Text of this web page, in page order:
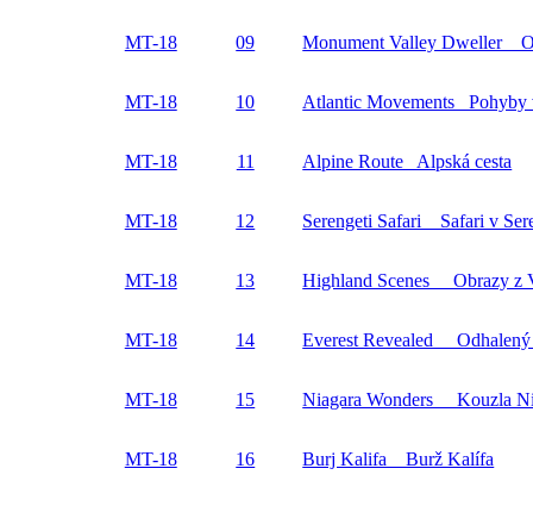
MT-18 09 Monument Valley Dweller
MT-18 10 Atlantic Movements Pohyby
MT-18 11 Alpine Route Alpská cesta
MT-18 12 Serengeti Safari Safari v
MT-18 13 Highland Scenes Obrazy z
MT-18 14 Everest Revealed Odhalený
MT-18 15 Niagara Wonders Kouzla
MT-18 16 Burj Kalifa Burž Kalífa